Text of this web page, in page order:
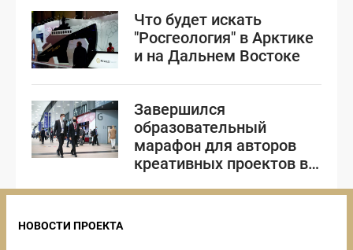
Что будет искать
"Росгеология" в Арктике
и на Дальнем Востоке
Завершился
образовательный
марафон для авторов
креативных проектов в
НОВОСТИ ПРОЕКТА